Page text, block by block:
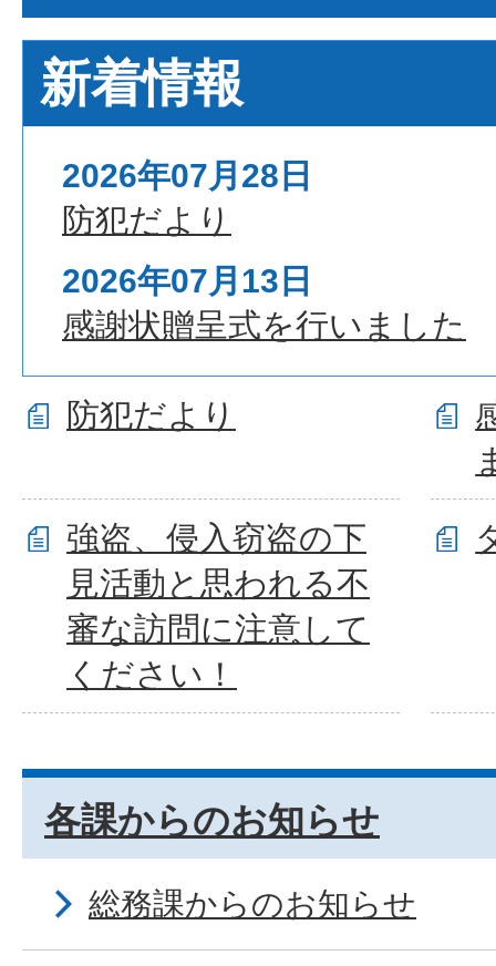
新着情報
2026年07月28日
防犯だより
2026年07月13日
感謝状贈呈式を行いました
防犯だより
強盗、侵入窃盗の下
見活動と思われる不
審な訪問に注意して
ください！
各課からのお知らせ
総務課からのお知らせ